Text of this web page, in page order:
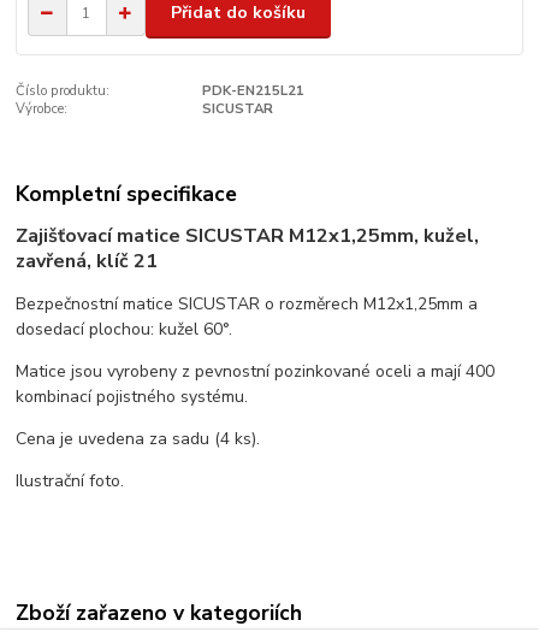
Přidat do košíku
Číslo produktu:
PDK-EN215L21
Výrobce:
SICUSTAR
Kompletní specifikace
Zajišťovací matice SICUSTAR M12x1,25mm, kužel,
zavřená, klíč 21
Bezpečnostní matice SICUSTAR o rozměrech M12x1,25mm a
dosedací plochou: kužel 60°.
Matice jsou vyrobeny z pevnostní pozinkované oceli a mají 400
kombinací pojistného systému.
Cena je uvedena za sadu (4 ks).
Ilustrační foto.
Zboží zařazeno v kategoriích